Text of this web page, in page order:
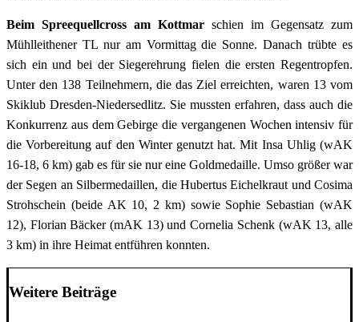
Beim Spreequellcross am Kottmar schien im Gegensatz zum
Mühlleithener TL nur am Vormittag die Sonne. Danach trübte es
sich ein und bei der Siegerehrung fielen die ersten Regentropfen.
Unter den 138 Teilnehmern, die das Ziel erreichten, waren 13 vom
Skiklub Dresden-Niedersedlitz. Sie mussten erfahren, dass auch die
Konkurrenz aus dem Gebirge die vergangenen Wochen intensiv für
die Vorbereitung auf den Winter genutzt hat. Mit Insa Uhlig (wAK
16-18, 6 km) gab es für sie nur eine Goldmedaille. Umso größer war
der Segen an Silbermedaillen, die Hubertus Eichelkraut und Cosima
Strohschein (beide AK 10, 2 km) sowie Sophie Sebastian (wAK
12), Florian Bäcker (mAK 13) und Cornelia Schenk (wAK 13, alle
3 km) in ihre Heimat entführen konnten.
Weitere Beiträge